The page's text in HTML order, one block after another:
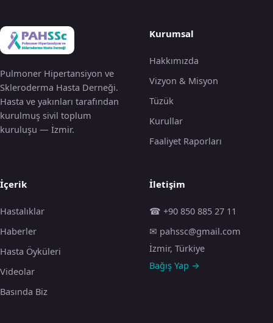
Pulmoner Hipertansiyon ve
Skleroderma Hasta Derneği.
Hasta ve yakınları tarafından
kurulmuş sivil toplum
kuruluşu — İzmir.
Kurumsal
Hakkımızda
Vizyon & Misyon
Tüzük
Kurullar
Faaliyet Raporları
İçerik
Hastalıklar
Haberler
Hasta Öyküleri
Videolar
Basında Biz
İletişim
☎ +90 850 885 27 11
✉ pahssc@gmail.com
İzmir, Türkiye
Bağış Yap →